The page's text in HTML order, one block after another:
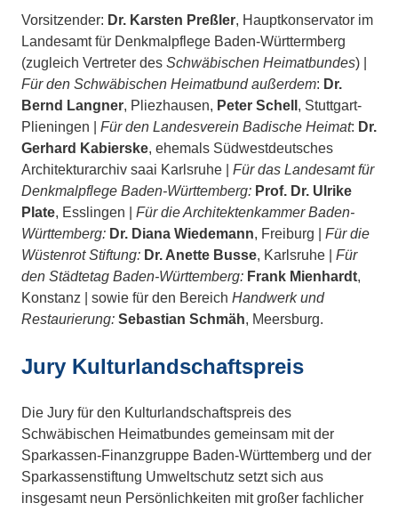
Vorsitzender: Dr. Karsten Preßler, Hauptkonservator im
Landesamt für Denkmalpflege Baden-Württermberg
(zugleich Vertreter des Schwäbischen Heimatbundes) |
Für den Schwäbischen Heimatbund außerdem: Dr.
Bernd Langner, Pliezhausen, Peter Schell , Stuttgart-
Plieningen | Für den Landesverein Badische Heimat: Dr.
Gerhard Kabierske, ehemals Südwestdeutsches
Architekturarchiv saai Karlsruhe | Für das Landesamt für
Denkmalpflege Baden-Württemberg: Prof. Dr. Ulrike
Plate, Esslingen | Für die Architektenkammer Baden-
Württemberg: Dr. Diana Wiedemann, Freiburg | Für die
Wüstenrot Stiftung: Dr. Anette Busse, Karlsruhe | Für
den Städtetag Baden-Württemberg: Frank Mienhardt,
Konstanz | sowie für den Bereich Handwerk und
Restaurierung: Sebastian Schmäh, Meersburg.
Jury Kulturlandschaftspreis
Die Jury für den Kulturlandschaftspreis des
Schwäbischen Heimatbundes gemeinsam mit der
Sparkassen-Finanzgruppe Baden-Württemberg und der
Sparkassenstiftung Umweltschutz setzt sich aus
insgesamt neun Persönlichkeiten mit großer fachlicher